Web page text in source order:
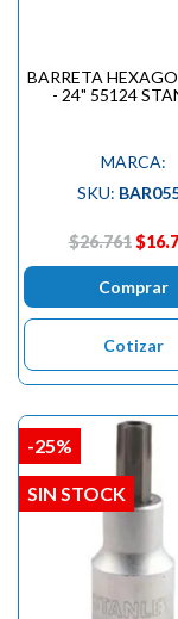
BARRETA
- 24" 55124
MARCA:
SKU:
$26.761
Comprar
Cotizar
-25%
SIN STOCK